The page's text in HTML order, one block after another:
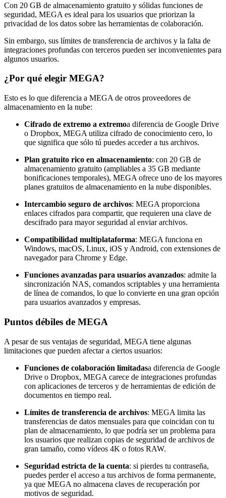
Con 20 GB de almacenamiento gratuito y sólidas funciones de
seguridad, MEGA es ideal para los usuarios que priorizan la
privacidad de los datos sobre las herramientas de colaboración.
Sin embargo, sus límites de transferencia de archivos y la falta de
integraciones profundas con terceros pueden ser inconvenientes para
algunos usuarios.
¿Por qué elegir MEGA?
Esto es lo que diferencia a MEGA de otros proveedores de
almacenamiento en la nube:
Cifrado de extremo a extremoa diferencia de Google Drive
o Dropbox, MEGA utiliza cifrado de conocimiento cero, lo
que significa que sólo tú puedes acceder a tus archivos.
Plan gratuito rico en almacenamiento: con 20 GB de
almacenamiento gratuito (ampliables a 35 GB mediante
bonificaciones temporales), MEGA ofrece uno de los mayores
planes gratuitos de almacenamiento en la nube disponibles.
Intercambio seguro de archivos: MEGA proporciona
enlaces cifrados para compartir, que requieren una clave de
descifrado para mayor seguridad al enviar archivos.
Compatibilidad multiplataforma: MEGA funciona en
Windows, macOS, Linux, iOS y Android, con extensiones de
navegador para Chrome y Edge.
Funciones avanzadas para usuarios avanzados: admite la
sincronización NAS, comandos scriptables y una herramienta
de línea de comandos, lo que lo convierte en una gran opción
para usuarios avanzados y empresas.
Puntos débiles de MEGA
A pesar de sus ventajas de seguridad, MEGA tiene algunas
limitaciones que pueden afectar a ciertos usuarios:
Funciones de colaboración limitadasa diferencia de Google
Drive o Dropbox, MEGA carece de integraciones profundas
con aplicaciones de terceros y de herramientas de edición de
documentos en tiempo real.
Límites de transferencia de archivos: MEGA limita las
transferencias de datos mensuales para que coincidan con tu
plan de almacenamiento, lo que podría ser un problema para
los usuarios que realizan copias de seguridad de archivos de
gran tamaño, como vídeos 4K o fotos RAW.
Seguridad estricta de la cuenta: si pierdes tu contraseña,
puedes perder el acceso a tus archivos de forma permanente,
ya que MEGA no almacena claves de recuperación por
motivos de seguridad.